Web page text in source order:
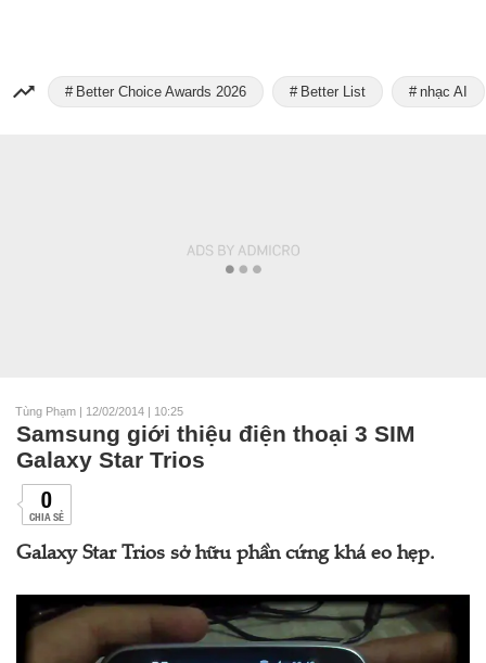
Better Choice Awards 2026 Better List nhạc AI
Tùng Phạm | 12/02/2014 | 10:25
Samsung giới thiệu điện thoại 3 SIM
Galaxy Star Trios
0
CHIA SẺ
Galaxy Star Trios sở hữu phần cứng khá eo hẹp.